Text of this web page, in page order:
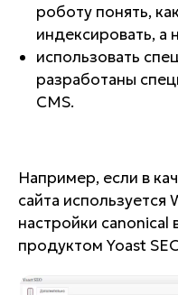
роботу понять,
индексировать, а
использовать
разработаны
CMS.
Например, если в
сайта
настройки canonical
продуктом Yoast